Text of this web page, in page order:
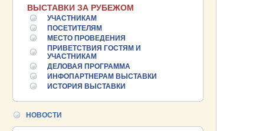
ВЫСТАВКИ ЗА РУБЕЖОМ
УЧАСТНИКАМ
ПОСЕТИТЕЛЯМ
МЕСТО ПРОВЕДЕНИЯ
ПРИВЕТСТВИЯ ГОСТЯМ И
УЧАСТНИКАМ
ДЕЛОВАЯ ПРОГРАММА
ИНФОПАРТНЕРАМ ВЫСТАВКИ
ИСТОРИЯ ВЫСТАВКИ
НОВОСТИ
25.06.2026 ::Пост-релиз
25.06.2026 ::Деловая программа EXPO EURASIA
VIETNAM 2026
24.06.2026 ::Открытие VII Международной
промышленной выставки «EXPO EURASIA